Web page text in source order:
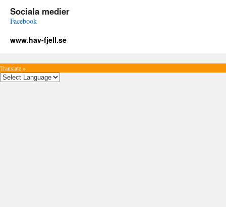
Sociala medier
Facebook
www.hav-fjell.se
Translate »